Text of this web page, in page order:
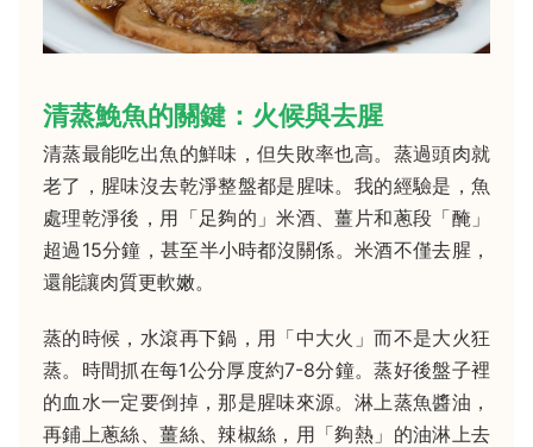
清蒸鮸魚的關鍵：火候與去腥
清蒸最能吃出魚的鮮味，但失敗率也高。蒸過頭肉就
老了，腥味沒去乾淨整盤都是腥味。我的經驗是，魚
處理乾淨後，用「足夠的」米酒、薑片和蔥段「醃」
超過15分鐘，甚至半小時都沒關係。米酒不僅去腥，
還能讓肉質更軟嫩。
蒸的時候，水滾再下鍋，用「中大火」而不是大火狂
蒸。時間抓在每1公分厚度約7-8分鐘。蒸好後盤子裡
的血水一定要倒掉，那是腥味來源。淋上蒸魚醬油，
再鋪上蔥絲、薑絲、辣椒絲，用「夠熱」的油淋上去